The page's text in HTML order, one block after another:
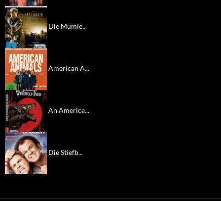
Die Mumie...
American A...
An America...
Die Stiefb...